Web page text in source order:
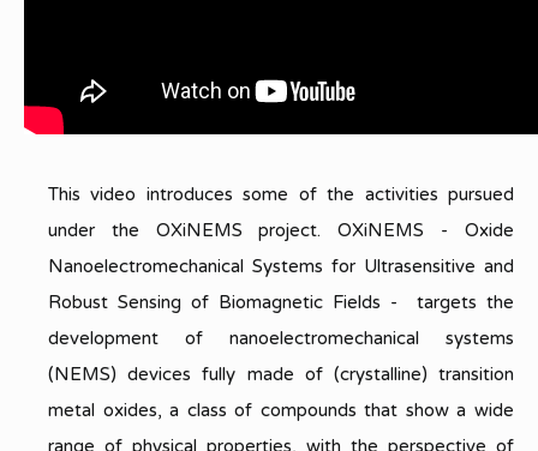
This video introduces some of the activities pursued
under the OXiNEMS project. OXiNEMS - Oxide
Nanoelectromechanical Systems for Ultrasensitive and
Robust Sensing of Biomagnetic Fields - targets the
development of nanoelectromechanical systems
(NEMS) devices fully made of (crystalline) transition
metal oxides, a class of compounds that show a wide
range of physical properties, with the perspective of